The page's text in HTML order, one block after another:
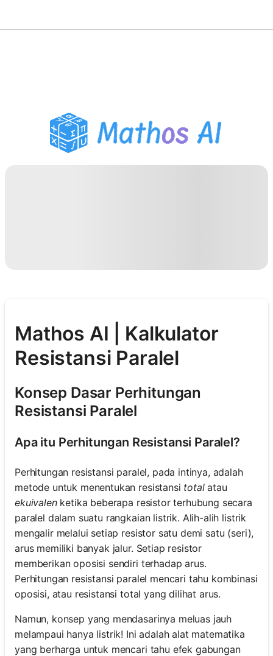
Pembantu PR PDF
Alat Belajar
Mathos AI | Kalkulator
Resistansi Paralel
Konsep Dasar Perhitungan
Resistansi Paralel
Apa itu Perhitungan Resistansi Paralel?
Perhitungan resistansi paralel, pada intinya, adalah
metode untuk menentukan resistansi totalatau
ekuivalenketika beberapa resistor terhubung secara
paralel dalam suatu rangkaian listrik. Alih-alih listrik
mengalir melalui setiap resistor satu demi satu (seri),
arus memiliki banyak jalur. Setiap resistor
memberikan oposisi sendiri terhadap arus.
Perhitungan resistansi paralel mencari tahu kombinasi
oposisi, atau resistansi total yang dilihat arus.
Namun, konsep yang mendasarinya meluas jauh
melampaui hanya listrik! Ini adalah alat matematika
yang berharga untuk mencari tahu efek gabungan